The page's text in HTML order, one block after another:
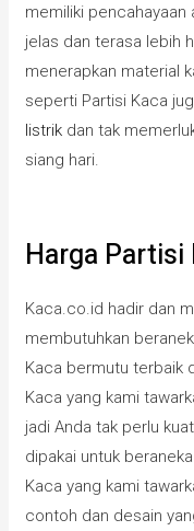
memiliki pencahayaan
jelas dan terasa lebih
menerapkan material
seperti Partisi Kaca
listrik dan tak
siang hari.
Harga Partisi
Kaca.co.id hadir dan
membutuhkan
Kaca bermutu terbaik
Kaca yang kami
jadi Anda tak perlu
dipakai untuk
Kaca yang kami
contoh dan desain